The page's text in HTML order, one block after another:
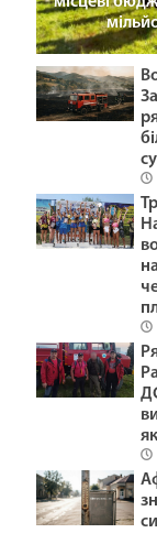
БАЧИТИ ДОБРО /
06.02.2025
ВІДВОЛІКАННЯ
05.02.2025
ТРИ АГРЕГАТНІ
ПОТІМ
03.02.2025
Біблія-книга
03.02.2025